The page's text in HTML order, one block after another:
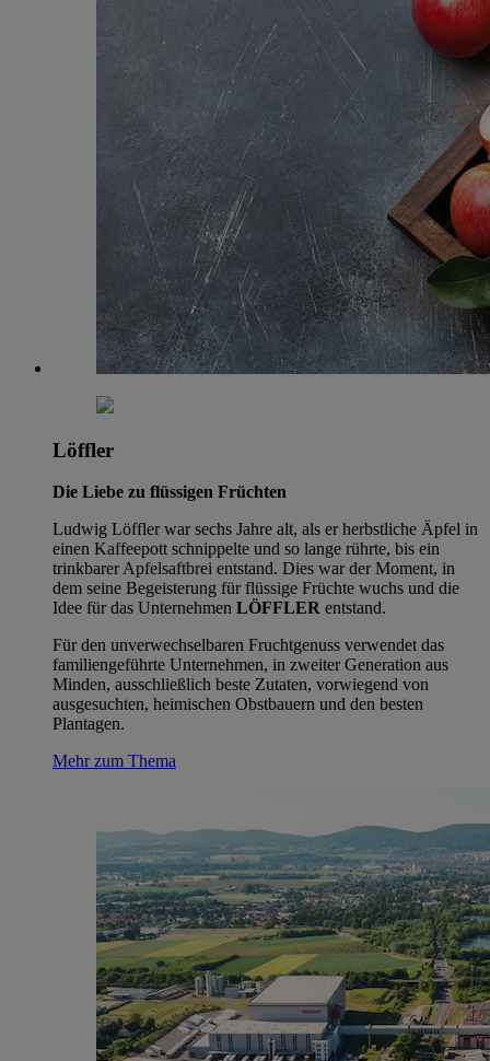
Löffler
Die Liebe zu flüssigen Früchten
Ludwig Löffler war sechs Jahre alt, als er herbstliche Äpfel in
einen Kaffeepott schnippelte und so lange rührte, bis ein
trinkbarer Apfelsaftbrei entstand. Dies war der Moment, in
dem seine Begeisterung für flüssige Früchte wuchs und die
Idee für das Unternehmen LÖFFLER entstand.
Für den unverwechselbaren Fruchtgenuss verwendet das
familiengeführte Unternehmen, in zweiter Generation aus
Minden, ausschließlich beste Zutaten, vorwiegend von
ausgesuchten, heimischen Obstbauern und den besten
Plantagen.
Mehr zum Thema